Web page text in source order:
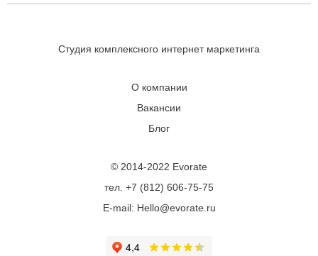
Студия комплексного интернет маркетинга
О компании
Вакансии
Блог
© 2014-2022 Evorate
тел. +7 (812) 606-75-75
E-mail: Hello@evorate.ru